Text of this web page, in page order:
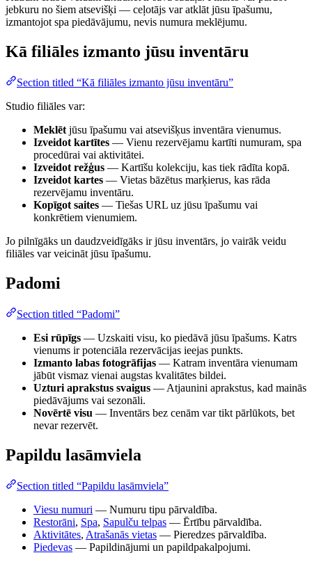
jebkuru no šiem atsevišķi — ceļotājs var atklāt jūsu īpašumu,
izmantojot spa piedāvājumu, nevis numura meklējumu.
Kā filiāles izmanto jūsu inventāru
Section titled “Kā filiāles izmanto jūsu inventāru”
Studio filiāles var:
Meklēt jūsu īpašumu vai atsevišķus inventāra vienumus.
Izveidot kartītes — Vienu rezervējamu kartīti numuram, spa
procedūrai vai aktivitātei.
Izveidot režģus — Kartīšu kolekciju, kas tiek rādīta kopā.
Izveidot kartes — Vietas bāzētus marķierus, kas rāda
rezervējamu inventāru.
Kopīgot saites — Tiešas URL uz jūsu īpašumu vai
konkrētiem vienumiem.
Jo pilnīgāks un daudzveidīgāks ir jūsu inventārs, jo vairāk veidu
filiāles var veicināt jūsu īpašumu.
Padomi
Section titled “Padomi”
Esi rūpīgs — Uzskaiti visu, ko piedāvā jūsu īpašums. Katrs
vienums ir potenciāla rezervācijas ieejas punkts.
Izmanto labas fotogrāfijas — Katram inventāra vienumam
jābūt vismaz vienai augstas kvalitātes bildei.
Uzturi aprakstus svaigus — Atjaunini aprakstus, kad mainās
piedāvājums vai sezonāli.
Novērtē visu — Inventārs bez cenām var tikt pārlūkots, bet
nevar rezervēt.
Papildu lasāmviela
Section titled “Papildu lasāmviela”
Viesu numuri — Numuru tipu pārvaldība.
Restorāni, Spa, Sapulču telpas — Ērtību pārvaldība.
Aktivitātes, Atrašanās vietas — Pieredzes pārvaldība.
Piedevas — Papildinājumi un papildpakalpojumi.